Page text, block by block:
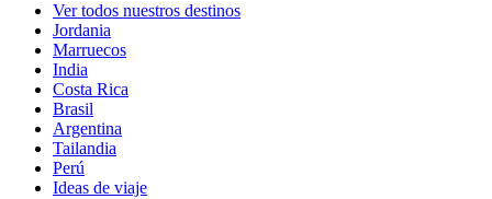
Ver todos nuestros destinos
Jordania
Marruecos
India
Costa Rica
Brasil
Argentina
Tailandia
Perú
Ideas de viaje